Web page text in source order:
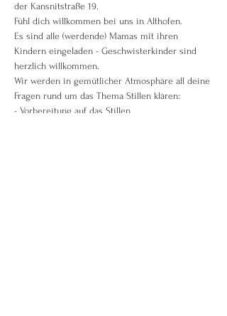
der Kansnitstraße 19.
Fühl dich willkommen bei uns in Althofen.
Es sind alle (werdende) Mamas mit ihren
Kindern eingeladen - Geschwisterkinder sind
herzlich willkommen.
Wir werden in gemütlicher Atmosphäre all deine
Fragen rund um das Thema Stillen klären:
- Vorbereitung auf das Stillen